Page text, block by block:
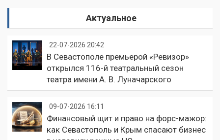
Актуальное
22-07-2026 20:42
В Севастополе премьерой «Ревизор»
открылся 116-й театральный сезон
театра имени А. В. Луначарского
09-07-2026 16:11
Финансовый щит и право на форс-мажор:
как Севастополь и Крым спасают бизнес